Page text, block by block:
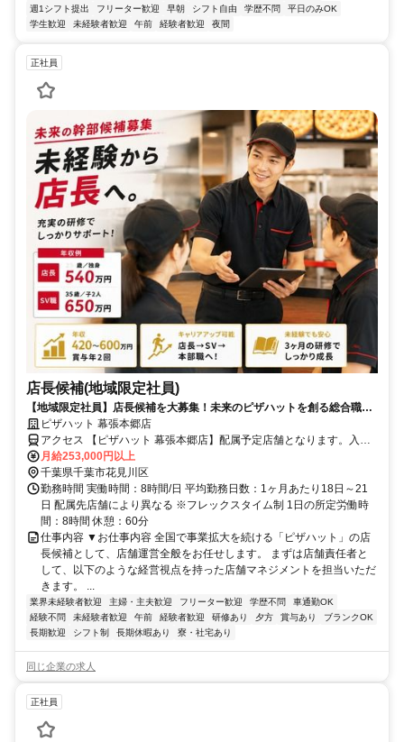
週1シフト提出
フリーター歓迎 早朝 シフト自由 学歴不問
平日のみOK
学生歓迎
未経験者歓迎 午前 経験者歓迎 夜間
正社員
店長候補(地域限定社員)
【地域限定社員】店長候補を大募集！未来のピザハットを創る総合職☆
働きやすい環境をご用意！
ピザハット 幕張本郷店
アクセス 【ピザハット 幕張本郷店】配属予定店舗となります。入社
後約1.5か月間は以下研修拠点で勤務◆横浜本社（神奈川県横浜市西
区みなとみらい4丁目4番5号 横浜アイマークプレイス）◆ピザハット
アカデミー（東京・神奈川・千葉）、研修終了後は直営店舗へ配属と
なります。※会社規定による地域限定社員制度に基づく
月給253,000円以上
千葉県千葉市花見川区
勤務時間 実働時間：8時間/日 平均勤務日数：1ヶ月あたり18日～21
日 配属先店舗により異なる ※フレックスタイム制 1日の所定労働時
間：8時間 休憩：60分
仕事内容 ▼お仕事内容 全国で事業拡大を続ける「ピザハット」の店
長候補として、店舗運営全般をお任せします。 まずは店舗責任者と
して、以下のような経営視点を持った店舗マネジメントを担当いただ
きます。 ...
業界未経験者歓迎 主婦・主夫歓迎 フリーター歓迎 学歴不問
車通勤OK
経験不問
未経験者歓迎 午前 経験者歓迎 研修あり 夕方 賞与あり
ブランクOK
長期歓迎
シフト制 長期休暇あり 寮・社宅あり
同じ企業の求人
正社員